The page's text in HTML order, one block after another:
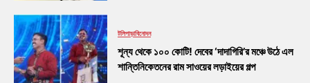
টলিপাড়াবিনোদন
শূন্য থেকে ১০০ কোটি! দেবের ‘দাদাগিরি’র মঞ্চে উঠে এল
শান্তিনিকেতনের রাম সাওয়ের লড়াইয়ের গল্প